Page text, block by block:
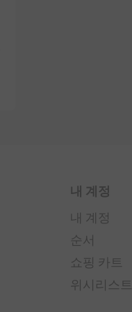
내 계정
내 계정
순서
쇼핑 카트
위시리스트